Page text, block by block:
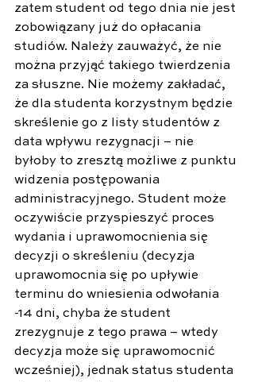
zatem student od tego dnia nie jest
zobowiązany już do opłacania
studiów. Należy zauważyć, że nie
można przyjąć takiego twierdzenia
za słuszne. Nie możemy zakładać,
że dla studenta korzystnym będzie
skreślenie go z listy studentów z
data wpływu rezygnacji – nie
byłoby to zresztą możliwe z punktu
widzenia postępowania
administracyjnego. Student może
oczywiście przyspieszyć proces
wydania i uprawomocnienia się
decyzji o skreśleniu (decyzja
uprawomocnia się po upływie
terminu do wniesienia odwołania
-14 dni, chyba że student
zrezygnuje z tego prawa – wtedy
decyzja może się uprawomocnić
wcześniej), jednak status studenta